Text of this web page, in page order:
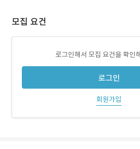
모집 요건
로그인해서 모집 요건을 확인
로그인
회원가입